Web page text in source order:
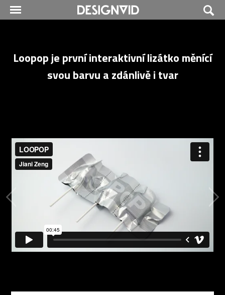
Loopop je první interaktivní lizátko měnící
svou barvu a zdánlivě i tvar